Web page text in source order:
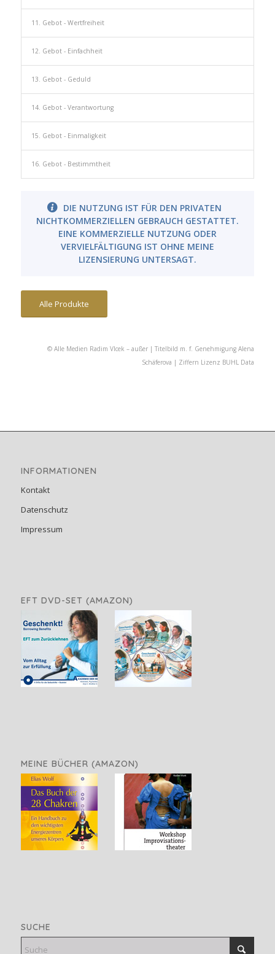
11. Gebot - Wertfreiheit
12. Gebot - Einfachheit
13. Gebot - Geduld
14. Gebot - Verantwortung
15. Gebot - Einmaligkeit
16. Gebot - Bestimmtheit
DIE NUTZUNG IST FÜR DEN PRIVATEN
NICHTKOMMERZIELLEN GEBRAUCH GESTATTET.
EINE KOMMERZIELLE NUTZUNG ODER
VERVIELFÄLTIGUNG IST OHNE MEINE
LIZENSIERUNG UNTERSAGT.
Alle Produkte
© Alle Medien Radim Vlcek – außer | Titelbild m. f. Genehmigung Alena
Schäferova | Ziffern Lizenz BUHL Data
INFORMATIONEN
Kontakt
Datenschutz
Impressum
EFT DVD-SET (AMAZON)
MEINE BÜCHER (AMAZON)
SUCHE